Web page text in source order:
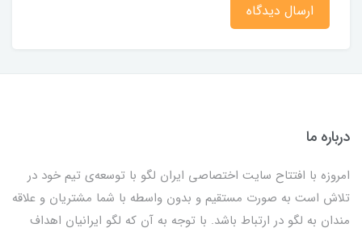
ارسال دیدگاه
درباره ما
امروزه با افتتاح سایت اختصاصی ایران لگو با توسعه‌ی تیم خود در
تلاش است به صورت مستقیم و بدون واسطه با شما مشتریان و علاقه
مندان به لگو در ارتباط باشد. با توجه به آن که لگو ایرانیان اهداف